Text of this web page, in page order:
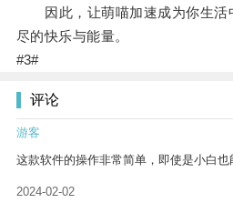
因此，让萌喵加速成为你生活
尽的快乐与能量。
#3#
评论
游客
这款软件的操作非常简单，即使是小白也
2024-02-02